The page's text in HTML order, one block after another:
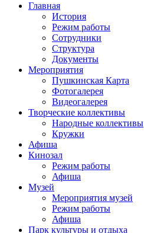
Главная
История
Режим работы
Сотрудники
Структура
Документы
Мероприятия
Пушкинская Карта
Фотогалерея
Видеогалерея
Творческие коллективы
Народные коллективы
Кружки
Афиша
Кинозал
Режим работы
Афиша
Музей
Мероприятия музей
Режим работы
Афиша
Парк культуры и отдыха